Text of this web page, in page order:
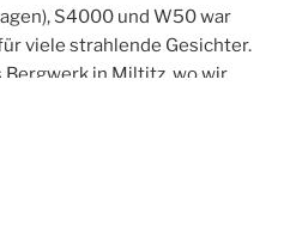
S4000 und W50 war
viele strahlende Gesichter.
Bergwerk in Miltitz, wo wir